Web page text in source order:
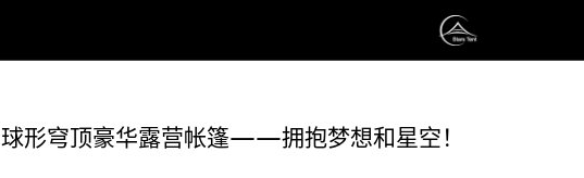
球形穹顶豪华露营帐篷——拥抱梦想和星空！